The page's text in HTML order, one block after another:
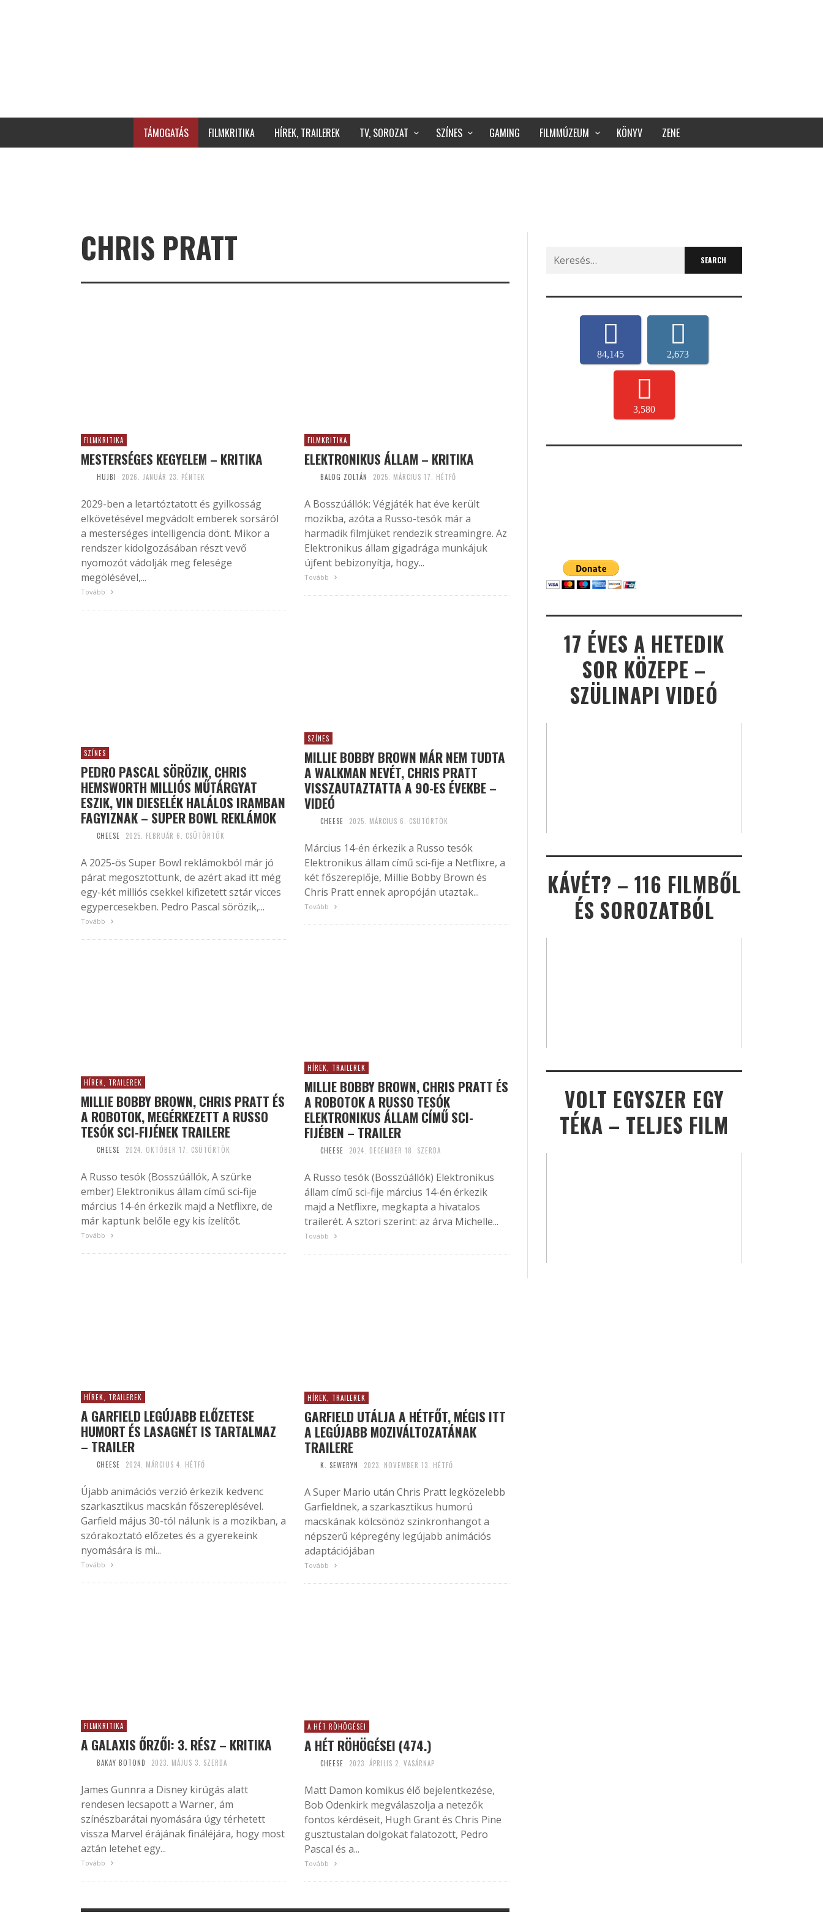
TÁMOGATÁS FILMKRITIKA HÍREK, TRAILEREK TV, SOROZAT SZÍNES GAMING FILMMÚZEUM KÖNYV ZENE
CHRIS PRATT
FILMKRITIKA
MESTERSÉGES KEGYELEM – KRITIKA
HUJBI 2026. JANUÁR 23. PÉNTEK
2029-ben a letartóztatott és gyilkosság
elkövetésével megvádolt emberek sorsáról
a mesterséges intelligencia dönt. Mikor a
rendszer kidolgozásában részt vevő
nyomozót vádolják meg felesége
megölésével,...
Tovább
FILMKRITIKA
ELEKTRONIKUS ÁLLAM – KRITIKA
BALOG ZOLTÁN 2025. MÁRCIUS 17. HÉTFŐ
A Bosszúállók: Végjáték hat éve került
mozikba, azóta a Russo-tesók már a
harmadik filmjüket rendezik streamingre. Az
Elektronikus állam gigadrága munkájuk
újfent bebizonyítja, hogy...
Tovább
SZÍNES
MILLIE BOBBY BROWN MÁR NEM TUDTA
A WALKMAN NEVÉT, CHRIS PRATT
VISSZAUTAZTATTA A 90-ES ÉVEKBE –
VIDEÓ
CHEESE 2025. MÁRCIUS 6. CSÜTÖRTÖK
Március 14-én érkezik a Russo tesók
Elektronikus állam című sci-fije a Netflixre, a
két főszereplője, Millie Bobby Brown és
Chris Pratt ennek apropóján utaztak...
Tovább
SZÍNES
PEDRO PASCAL SÖRÖZIK, CHRIS
HEMSWORTH MILLIÓS MŰTÁRGYAT
ESZIK, VIN DIESELÉK HALÁLOS IRAMBAN
FAGYIZNAK – SUPER BOWL REKLÁMOK
CHEESE 2025. FEBRUÁR 6. CSÜTÖRTÖK
A 2025-ös Super Bowl reklámokból már jó
párat megosztottunk, de azért akad itt még
egy-két milliós csekkel kifizetett sztár vicces
egypercesekben. Pedro Pascal sörözik,...
Tovább
HÍREK, TRAILEREK
MILLIE BOBBY BROWN, CHRIS PRATT ÉS
A ROBOTOK A RUSSO TESÓK
ELEKTRONIKUS ÁLLAM CÍMŰ SCI-
FIJÉBEN – TRAILER
CHEESE 2024. DECEMBER 18. SZERDA
A Russo tesók (Bosszúállók) Elektronikus
állam című sci-fije március 14-én érkezik
majd a Netflixre, megkapta a hivatalos
trailerét. A sztori szerint: az árva Michelle...
Tovább
HÍREK, TRAILEREK
MILLIE BOBBY BROWN, CHRIS PRATT ÉS
A ROBOTOK, MEGÉRKEZETT A RUSSO
TESÓK SCI-FIJÉNEK TRAILERE
CHEESE 2024. OKTÓBER 17. CSÜTÖRTÖK
A Russo tesók (Bosszúállók, A szürke
ember) Elektronikus állam című sci-fije
március 14-én érkezik majd a Netflixre, de
már kaptunk belőle egy kis ízelítőt.
Tovább
HÍREK, TRAILEREK
A GARFIELD LEGÚJABB ELŐZETESE
HUMORT ÉS LASAGNÉT IS TARTALMAZ
– TRAILER
CHEESE 2024. MÁRCIUS 4. HÉTFŐ
Újabb animációs verzió érkezik kedvenc
szarkasztikus macskán főszereplésével.
Garfield május 30-tól nálunk is a mozikban, a
szórakoztató előzetes és a gyerekeink
nyomására is mi...
Tovább
HÍREK, TRAILEREK
GARFIELD UTÁLJA A HÉTFŐT, MÉGIS ITT
A LEGÚJABB MOZIVÁLTOZATÁNAK
TRAILERE
K. SEWERYN 2023. NOVEMBER 13. HÉTFŐ
A Super Mario után Chris Pratt legközelebb
Garfieldnek, a szarkasztikus humorú
macskának kölcsönöz szinkronhangot a
népszerű képregény legújabb animációs
adaptációjában
Tovább
FILMKRITIKA
A GALAXIS ŐRZŐI: 3. RÉSZ – KRITIKA
BAKAY BOTOND 2023. MÁJUS 3. SZERDA
James Gunnra a Disney kirúgás alatt
rendesen lecsapott a Warner, ám
színészbarátai nyomására úgy térhetett
vissza Marvel érájának fináléjára, hogy most
aztán letehet egy...
Tovább
A HÉT RÖHÖGÉSEI
A HÉT RÖHÖGÉSEI (474.)
CHEESE 2023. ÁPRILIS 2. VASÁRNAP
Matt Damon komikus élő bejelentkezése,
Bob Odenkirk megválaszolja a netezők
fontos kérdéseit, Hugh Grant és Chris Pine
gusztustalan dolgokat falatozott, Pedro
Pascal és a...
Tovább
Search
for:
84,145 2,673
3,580
17 ÉVES A HETEDIK
SOR KÖZEPE –
SZÜLINAPI VIDEÓ
KÁVÉT? – 116 FILMBŐL
ÉS SOROZATBÓL
VOLT EGYSZER EGY
TÉKA – TELJES FILM